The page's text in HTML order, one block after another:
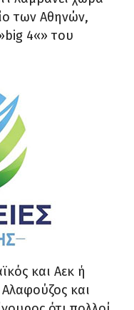
των Αθηνών,
4«» του
και Αεκ ή
και